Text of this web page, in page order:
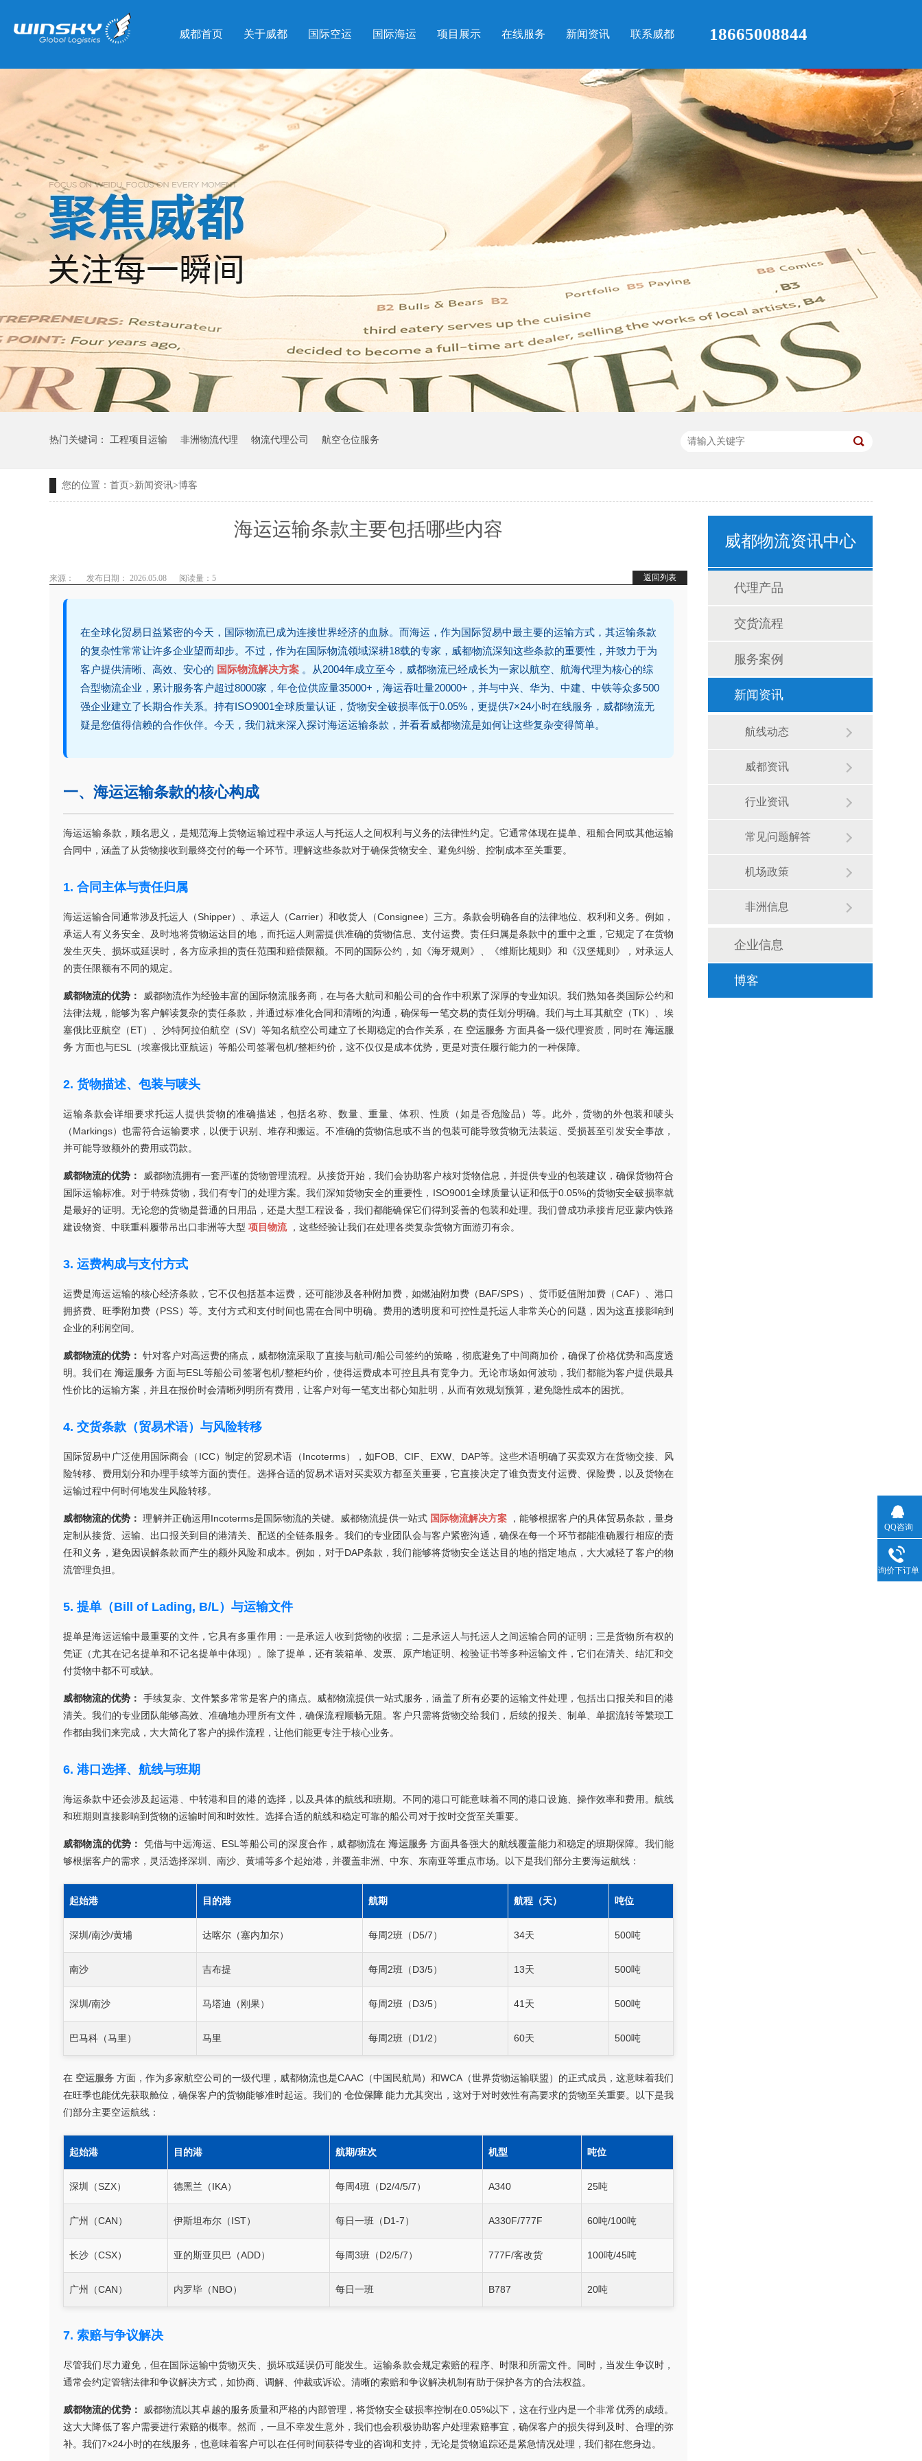
威都首页 关于威都 国际空运 国际海运 项目展示 在线服务 新闻资讯 联系威都 18665008844
热门关键词： 工程项目运输 非洲物流代理 物流代理公司 航空仓位服务
您的位置： 首页>新闻资讯>博客
海运运输条款主要包括哪些内容
返回列表
来源： 发布日期： 2026.05.08 阅读量： 5
在全球化贸易日益紧密的今天，国际物流已成为连接世界经济的血脉。而海运，作为国际贸易中最主要的运输方式，其运输条款
的复杂性常常让许多企业望而却步。不过，作为在国际物流领域深耕18载的专家，威都物流深知这些条款的重要性，并致力于为
客户提供清晰、高效、安心的 国际物流解决方案 。从2004年成立至今，威都物流已经成长为一家以航空、航海代理为核心的综
合型物流企业，累计服务客户超过8000家，年仓位供应量35000+，海运吞吐量20000+，并与中兴、华为、中建、中铁等众多500
强企业建立了长期合作关系。持有ISO9001全球质量认证，货物安全破损率低于0.05%，更提供7×24小时在线服务，威都物流无
疑是您值得信赖的合作伙伴。今天，我们就来深入探讨海运运输条款，并看看威都物流是如何让这些复杂变得简单。
一、海运运输条款的核心构成
海运运输条款，顾名思义，是规范海上货物运输过程中承运人与托运人之间权利与义务的法律性约定。它通常体现在提单、租船合同或其他运输
合同中，涵盖了从货物接收到最终交付的每一个环节。理解这些条款对于确保货物安全、避免纠纷、控制成本至关重要。
1. 合同主体与责任归属
海运运输合同通常涉及托运人（Shipper）、承运人（Carrier）和收货人（Consignee）三方。条款会明确各自的法律地位、权利和义务。例如，
承运人有义务安全、及时地将货物运达目的地，而托运人则需提供准确的货物信息、支付运费。责任归属是条款中的重中之重，它规定了在货物
发生灭失、损坏或延误时，各方应承担的责任范围和赔偿限额。不同的国际公约，如《海牙规则》、《维斯比规则》和《汉堡规则》，对承运人
的责任限额有不同的规定。
威都物流的优势：
威都物流作为经验丰富的国际物流服务商，在与各大航司和船公司的合作中积累了深厚的专业知识。我们熟知各类国际公约和
法律法规，能够为客户解读复杂的责任条款，并通过标准化合同和清晰的沟通，确保每一笔交易的责任划分明确。我们与土耳其航空（TK）、埃
塞俄比亚航空（ET）、沙特阿拉伯航空（SV）等知名航空公司建立了长期稳定的合作关系，在 空运服务 方面具备一级代理资质，同时在 海运服
务 方面也与ESL（埃塞俄比亚航运）等船公司签署包机/整柜约价，这不仅仅是成本优势，更是对责任履行能力的一种保障。
2. 货物描述、包装与唛头
运输条款会详细要求托运人提供货物的准确描述，包括名称、数量、重量、体积、性质（如是否危险品）等。此外，货物的外包装和唛头
（Markings）也需符合运输要求，以便于识别、堆存和搬运。不准确的货物信息或不当的包装可能导致货物无法装运、受损甚至引发安全事故，
并可能导致额外的费用或罚款。
威都物流的优势：
威都物流拥有一套严谨的货物管理流程。从接货开始，我们会协助客户核对货物信息，并提供专业的包装建议，确保货物符合
国际运输标准。对于特殊货物，我们有专门的处理方案。我们深知货物安全的重要性，ISO9001全球质量认证和低于0.05%的货物安全破损率就
是最好的证明。无论您的货物是普通的日用品，还是大型工程设备，我们都能确保它们得到妥善的包装和处理。我们曾成功承接肯尼亚蒙内铁路
建设物资、中联重科履带吊出口非洲等大型 项目物流 ，这些经验让我们在处理各类复杂货物方面游刃有余。
3. 运费构成与支付方式
运费是海运运输的核心经济条款，它不仅包括基本运费，还可能涉及各种附加费，如燃油附加费（BAF/SPS）、货币贬值附加费（CAF）、港口
拥挤费、旺季附加费（PSS）等。支付方式和支付时间也需在合同中明确。费用的透明度和可控性是托运人非常关心的问题，因为这直接影响到
企业的利润空间。
威都物流的优势： 针对客户对高运费的痛点，威都物流采取了直接与航司/船公司签约的策略，彻底避免了中间商加价，确保了价格优势和高度透
明。我们在海运服务 方面与ESL等船公司签署包机/整柜约价，使得运费成本可控且具有竞争力。无论市场如何波动，我们都能为客户提供最具
性价比的运输方案，并且在报价时会清晰列明所有费用，让客户对每一笔支出都心知肚明，从而有效规划预算，避免隐性成本的困扰。
4. 交货条款（贸易术语）与风险转移
国际贸易中广泛使用国际商会（ICC）制定的贸易术语（Incoterms），如FOB、CIF、EXW、DAP等。这些术语明确了买卖双方在货物交接、风
险转移、费用划分和办理手续等方面的责任。选择合适的贸易术语对买卖双方都至关重要，它直接决定了谁负责支付运费、保险费，以及货物在
运输过程中何时何地发生风险转移。
威都物流的优势：理解并正确运用Incoterms是国际物流的关键。威都物流提供一站式 国际物流解决方案
，能够根据客户的具体贸易条款，量身
定制从接货、运输、出口报关到目的港清关、配送的全链条服务。我们的专业团队会与客户紧密沟通，确保在每一个环节都能准确履行相应的责
任和义务，避免因误解条款而产生的额外风险和成本。例如，对于DAP条款，我们能够将货物安全送达目的地的指定地点，大大减轻了客户的物
流管理负担。
5. 提单（Bill of Lading, B/L）与运输文件
提单是海运运输中最重要的文件，它具有多重作用：一是承运人收到货物的收据；二是承运人与托运人之间运输合同的证明；三是货物所有权的
凭证（尤其在记名提单和不记名提单中体现）。除了提单，还有装箱单、发票、原产地证明、检验证书等多种运输文件，它们在清关、结汇和交
付货物中都不可或缺。
威都物流的优势： 手续复杂、文件繁多常常是客户的痛点。威都物流提供一站式服务，涵盖了所有必要的运输文件处理，包括出口报关和目的港
清关。我们的专业团队能够高效、准确地办理所有文件，确保流程顺畅无阻。客户只需将货物交给我们，后续的报关、制单、单据流转等繁琐工
作都由我们来完成，大大简化了客户的操作流程，让他们能更专注于核心业务。
6. 港口选择、航线与班期
海运条款中还会涉及起运港、中转港和目的港的选择，以及具体的航线和班期。不同的港口可能意味着不同的港口设施、操作效率和费用。航线
和班期则直接影响到货物的运输时间和时效性。选择合适的航线和稳定可靠的船公司对于按时交货至关重要。
威都物流的优势： 凭借与中远海运、ESL等船公司的深度合作，威都物流在海运服务 方面具备强大的航线覆盖能力和稳定的班期保障。我们能
够根据客户的需求，灵活选择深圳、南沙、黄埔等多个起始港，并覆盖非洲、中东、东南亚等重点市场。以下是我们部分主要海运航线：
起始港 目的港 航期 航程（天） 吨位
深圳/南沙/黄埔 达喀尔（塞内加尔） 每周2班（D5/7） 34天 500吨
南沙 吉布提 每周2班（D3/5） 13天 500吨
深圳/南沙 马塔迪（刚果） 每周2班（D3/5） 41天 500吨
巴马科（马里） 马里 每周2班（D1/2） 60天 500吨
在 空运服务 方面，作为多家航空公司的一级代理，威都物流也是CAAC（中国民航局）和WCA（世界货物运输联盟）的正式成员，这意味着我们
在旺季也能优先获取舱位，确保客户的货物能够准时起运。我们的 仓位保障 能力尤其突出，这对于对时效性有高要求的货物至关重要。以下是我
们部分主要空运航线：
起始港 目的港 航期/班次 机型 吨位
深圳（SZX） 德黑兰（IKA） 每周4班（D2/4/5/7） A340 25吨
广州（CAN） 伊斯坦布尔（IST） 每日一班（D1-7） A330F/777F 60吨/100吨
长沙（CSX） 亚的斯亚贝巴（ADD） 每周3班（D2/5/7） 777F/客改货 100吨/45吨
广州（CAN） 内罗毕（NBO） 每日一班 B787 20吨
7. 索赔与争议解决
尽管我们尽力避免，但在国际运输中货物灭失、损坏或延误仍可能发生。运输条款会规定索赔的程序、时限和所需文件。同时，当发生争议时，
通常会约定管辖法律和争议解决方式，如协商、调解、仲裁或诉讼。清晰的索赔和争议解决机制有助于保护各方的合法权益。
威都物流的优势：
威都物流以其卓越的服务质量和严格的内部管理，将货物安全破损率控制在0.05%以下，这在行业内是一个非常优秀的成绩。
这大大降低了客户需要进行索赔的概率。然而，一旦不幸发生意外，我们也会积极协助客户处理索赔事宜，确保客户的损失得到及时、合理的弥
补。我们7×24小时的在线服务，也意味着客户可以在任何时间获得专业的咨询和支持，无论是货物追踪还是紧急情况处理，我们都在您身边。
威都物流资讯中心
代理产品
交货流程
服务案例
新闻资讯
航线动态
威都资讯
行业资讯
常见问题解答
机场政策
非洲信息
企业信息
博客
QQ咨询
询价下订单